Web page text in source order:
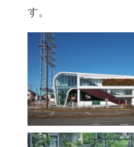
す。